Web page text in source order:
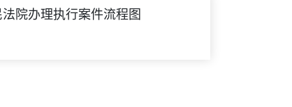
院办理执行案件流程图